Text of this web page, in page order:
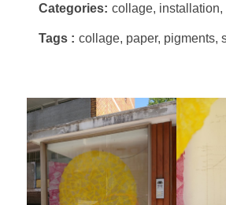
Categories: collage, installation,
Tags : collage, paper, pigments,